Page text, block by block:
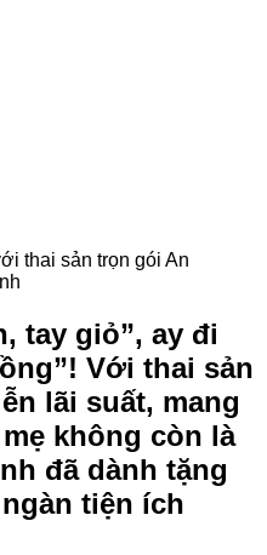
thai sản trọn gói An
tay giỏ”, ay đi
Với thai sản
lãi suất, mang
không còn là
đã dành tặng
tiện ích